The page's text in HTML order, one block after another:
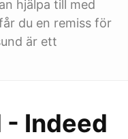
hjälpa till med
du en remiss för
är ett
Indeed